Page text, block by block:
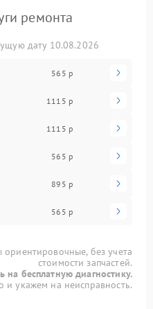
ремонта
дату 10.08.2026
565 р
1115 р
1115 р
565 р
895 р
565 р
без учета
стоимости запчастей.
на бесплатную диагностику.
укажем на неисправность.